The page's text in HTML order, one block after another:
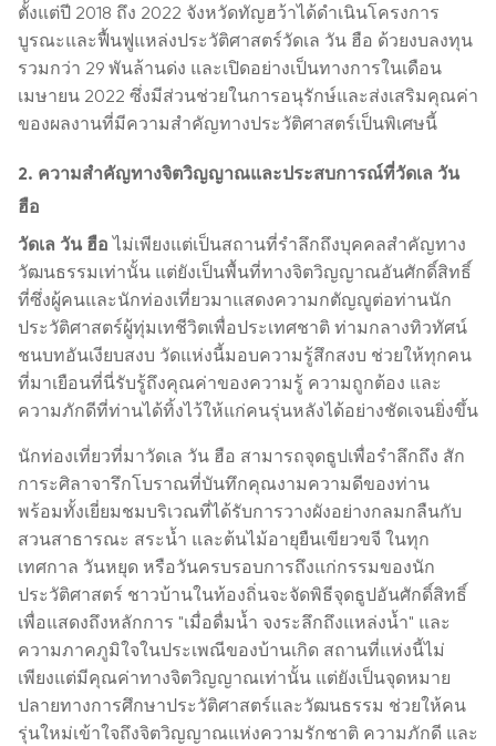
ตั้งแต่ปี 2018 ถึง 2022 จังหวัดทัญฮว้าได้ดำเนินโครงการ
บูรณะและฟื้นฟูแหล่งประวัติศาสตร์วัดเล วัน ฮือ ด้วยงบลงทุน
รวมกว่า 29 พันล้านด่ง และเปิดอย่างเป็นทางการในเดือน
เมษายน 2022 ซึ่งมีส่วนช่วยในการอนุรักษ์และส่งเสริมคุณค่า
ของผลงานที่มีความสำคัญทางประวัติศาสตร์เป็นพิเศษนี้
2. ความสำคัญทางจิตวิญญาณและประสบการณ์ที่วัดเล วัน
ฮือ
วัดเล วัน ฮือ ไม่เพียงแต่เป็นสถานที่รำลึกถึงบุคคลสำคัญทาง
วัฒนธรรมเท่านั้น แต่ยังเป็นพื้นที่ทางจิตวิญญาณอันศักดิ์สิทธิ์
ที่ซึ่งผู้คนและนักท่องเที่ยวมาแสดงความกตัญญูต่อท่านนัก
ประวัติศาสตร์ผู้ทุ่มเทชีวิตเพื่อประเทศชาติ ท่ามกลางทิวทัศน์
ชนบทอันเงียบสงบ วัดแห่งนี้มอบความรู้สึกสงบ ช่วยให้ทุกคน
ที่มาเยือนที่นี่รับรู้ถึงคุณค่าของความรู้ ความถูกต้อง และ
ความภักดีที่ท่านได้ทิ้งไว้ให้แก่คนรุ่นหลังได้อย่างชัดเจนยิ่งขึ้น
นักท่องเที่ยวที่มาวัดเล วัน ฮือ สามารถจุดธูปเพื่อรำลึกถึง สัก
การะศิลาจารึกโบราณที่บันทึกคุณงามความดีของท่าน
พร้อมทั้งเยี่ยมชมบริเวณที่ได้รับการวางผังอย่างกลมกลืนกับ
สวนสาธารณะ สระน้ำ และต้นไม้อายุยืนเขียวขจี ในทุก
เทศกาล วันหยุด หรือวันครบรอบการถึงแก่กรรมของนัก
ประวัติศาสตร์ ชาวบ้านในท้องถิ่นจะจัดพิธีจุดธูปอันศักดิ์สิทธิ์
เพื่อแสดงถึงหลักการ "เมื่อดื่มน้ำ จงระลึกถึงแหล่งน้ำ" และ
ความภาคภูมิใจในประเพณีของบ้านเกิด สถานที่แห่งนี้ไม่
เพียงแต่มีคุณค่าทางจิตวิญญาณเท่านั้น แต่ยังเป็นจุดหมาย
ปลายทางการศึกษาประวัติศาสตร์และวัฒนธรรม ช่วยให้คน
รุ่นใหม่เข้าใจถึงจิตวิญญาณแห่งความรักชาติ ความภักดี และ